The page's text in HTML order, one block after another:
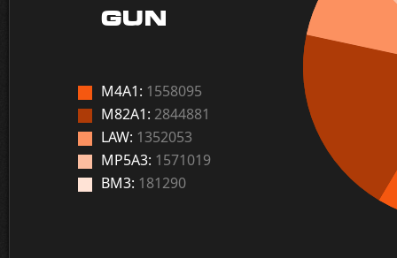
GUN
M4A1: 1558095
M82A1: 2844881
LAW: 1352053
MP5A3: 1571019
BM3: 181290